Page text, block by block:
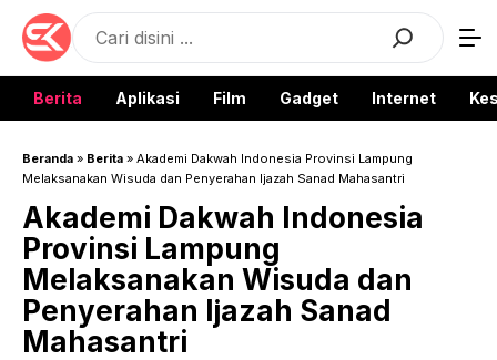
Langsung
Berita Aplikasi Film Gadget Internet
Beranda » Berita » Akademi Dakwah Indonesia Provinsi Lampung
Melaksanakan Wisuda dan Penyerahan Ijazah Sanad Mahasantri
Akademi Dakwah Indonesia
Provinsi Lampung
Melaksanakan Wisuda dan
Penyerahan Ijazah Sanad
Mahasantri